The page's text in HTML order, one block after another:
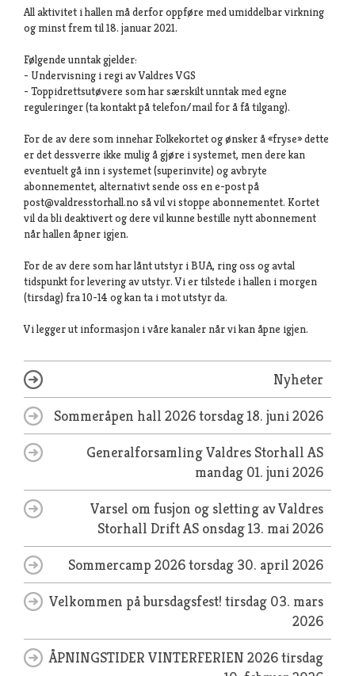
All aktivitet i hallen må derfor oppføre med umiddelbar virkning
og minst frem til 18. januar 2021.
Følgende unntak gjelder:
- Undervisning i regi av Valdres VGS
- Toppidrettsutøvere som har særskilt unntak med egne
reguleringer (ta kontakt på telefon/mail for å få tilgang).
For de av dere som innehar Folkekortet og ønsker å «fryse» dette
er det dessverre ikke mulig å gjøre i systemet, men dere kan
eventuelt gå inn i systemet (superinvite) og avbryte
abonnementet, alternativt sende oss en e-post på
post@valdresstorhall.no så vil vi stoppe abonnementet. Kortet
vil da bli deaktivert og dere vil kunne bestille nytt abonnement
når hallen åpner igjen.
For de av dere som har lånt utstyr i BUA, ring oss og avtal
tidspunkt for levering av utstyr. Vi er tilstede i hallen i morgen
(tirsdag) fra 10-14 og kan ta i mot utstyr da.
Vi legger ut informasjon i våre kanaler når vi kan åpne igjen.
Nyheter
Sommeråpen hall 2026torsdag 18. juni 2026
Generalforsamling Valdres Storhall AS
mandag 01. juni 2026
Varsel om fusjon og sletting av Valdres
Storhall Drift AS onsdag 13. mai 2026
Sommercamp 2026torsdag 30. april 2026
Velkommen på bursdagsfest! tirsdag 03. mars
2026
ÅPNINGSTIDER VINTERFERIEN 2026tirsdag